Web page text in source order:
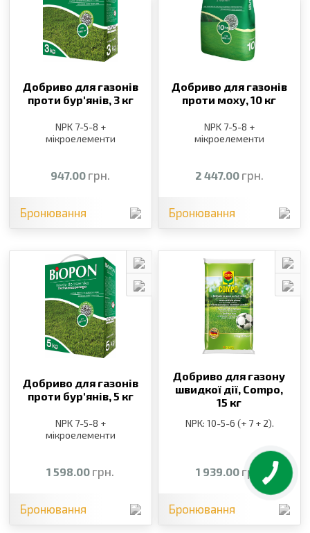
Добриво для газонів
проти бур′янів, 3 кг
NPK 7-5-8 +
мікроелементи
947.00 грн.
Бронювання
Добриво для газонів
проти моху,10 кг
NPK 7-5-8 +
мікроелементи
2 447.00 грн.
Бронювання
Добриво для газонів
проти бур′янів, 5 кг
NPK 7-5-8 +
мікроелементи
1 598.00 грн.
Бронювання
Добриво для газону
швидкої дії, Compo,
15 кг
NPK: 10-5-6 (+ 7 + 2).
1 939.00 грн.
Бронювання